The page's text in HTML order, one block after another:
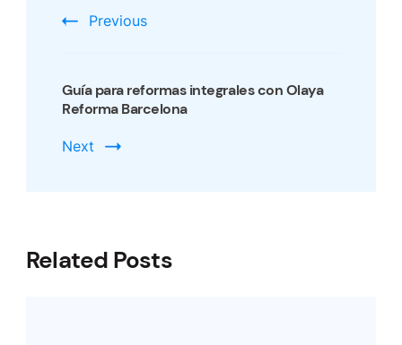
Previous
Guía para reformas integrales con Olaya
Reforma Barcelona
Next
Related Posts